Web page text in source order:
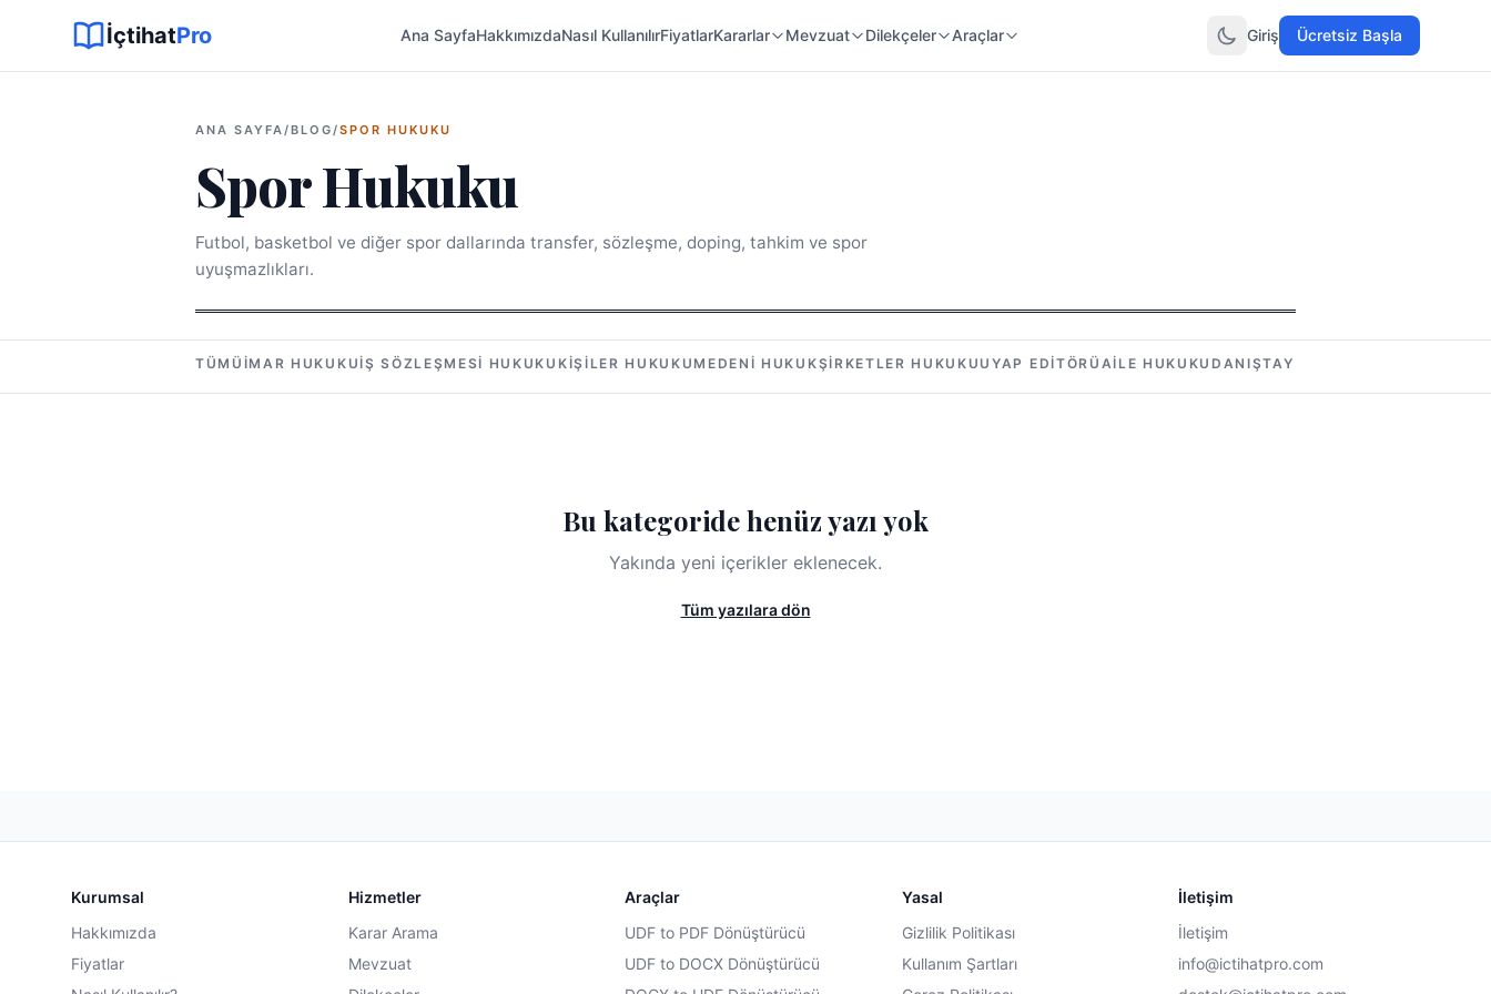
İçtihatPro Ana SayfaHakkımızdaNasıl KullanılırFiyatlarKararlar Mevzuat Dilekçeler Araçlar Giriş Ücretsiz Başla
ANA SAYFA/BLOG/SPOR HUKUKU
Spor Hukuku
Futbol, basketbol ve diğer spor dallarında transfer, sözleşme, doping, tahkim ve spor
uyuşmazlıkları.
TÜMÜ İMAR HUKUKU İŞ SÖZLEŞMESI HUKUKU KIŞILER HUKUKU MEDENI HUKUKŞIRKETLER HUKUKU UYAP EDITÖRÜ AILE HUKUKU DANIŞTAY KARARLARI
Bu kategoride henüz yazı yok
Yakında yeni içerikler eklenecek.
Tüm yazılara dön
Kurumsal
Hakkımızda
Fiyatlar
Hizmetler
Karar Arama
Mevzuat
Araçlar
UDF to PDF Dönüştürücü
UDF to DOCX Dönüştürücü
Yasal
Gizlilik Politikası
Kullanım Şartları
İletişim
İletişim
info@ictihatpro.com